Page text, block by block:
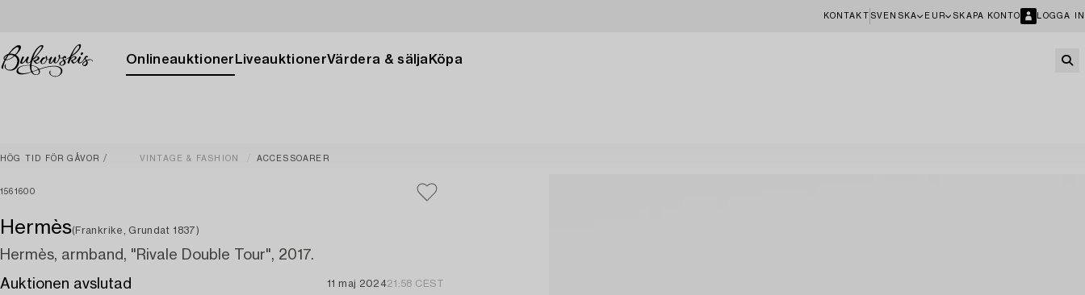
KONTAKT SVENSKA EUR SKAPA KONTO LOGGA IN
Onlineauktioner LiveauktionerVärdera & sälja Köpa
HÖG TID FÖR GÅVOR VINTAGE & FASHION ACCESSOARER
1561600
Hermès(Frankrike, Grundat 1837)
Hermès, armband, "Rivale Double Tour", 2017.
Auktionen avslutad
11 maj 202421:58 CEST